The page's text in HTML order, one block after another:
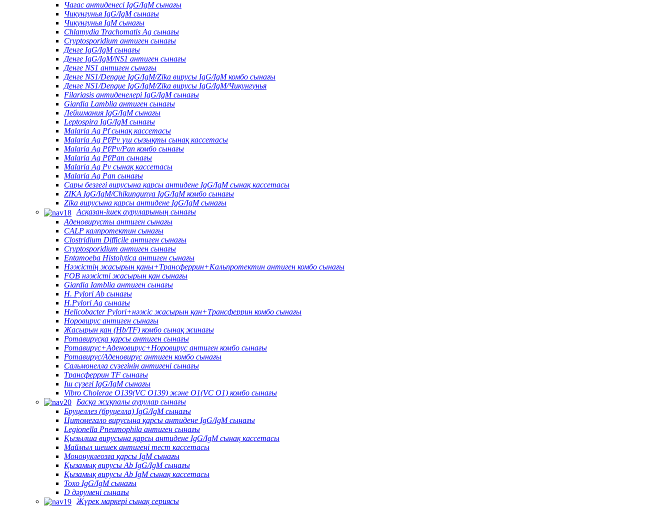
Чагас антиденесі IgG/IgM сынағы
Чикунгунья IgG/IgM сынағы
Чикунгунья IgM сынағы
Chlamydia Trachomatis Ag сынағы
Cryptosporidium антиген сынағы
Денге IgG/IgM сынағы
Денге IgG/IgM/NS1 антиген сынағы
Денге NS1 антиген сынағы
Денге NS1/Dengue IgG/IgM/Zika вирусы IgG/IgM комбо сынағы
Денге NS1/Dengue IgG/IgM/Zika вирусы IgG/IgM/Чикунгунья
Filariasis антиденелері IgG/IgM сынағы
Giardia Lamblia антиген сынағы
Лейшмания IgG/IgM сынағы
Leptospira IgG/IgM сынағы
Malaria Ag Pf сынақ кассетасы
Malaria Ag Pf/Pv үш сызықты сынақ кассетасы
Malaria Ag Pf/Pv/Pan комбо сынағы
Malaria Ag Pf/Pan сынағы
Malaria Ag Pv сынақ кассетасы
Malaria Ag Pan сынағы
Сары безгегі вирусына қарсы антидене IgG/IgM сынақ кассетасы
ZIKA IgG/IgM/Chikungunya IgG/IgM комбо сынағы
Zika вирусына қарсы антидене IgG/IgM сынағы
Асқазан-ішек ауруларының сынағы
Аденовирусты антиген сынағы
CALP калпротектин сынағы
Clostridium Difficile антиген сынағы
Cryptosporidium антиген сынағы
Entamoeba Histolytica антиген сынағы
Нәжістің жасырын қаны+Трансферрин+Кальпротектин антиген комбо сынағы
FOB нәжісті жасырын қан сынағы
Giardia Iamblia антиген сынағы
H. Pylori Ab сынағы
H.Pylori Ag сынағы
Helicobacter Pylori+нәжіс жасырын қан+Трансферрин комбо сынағы
Норовирус антиген сынағы
Жасырын қан (Hb/TF) комбо сынақ жинағы
Ротавирусқа қарсы антиген сынағы
Ротавирус+Аденовирус+Норовирус антиген комбо сынағы
Ротавирус/Аденовирус антиген комбо сынағы
Сальмонелла сүзегінің антигені сынағы
Трансферрин TF сынағы
Іш сүзегі IgG/IgM сынағы
Vibro Cholerae O139(VC O139) және O1(VC O1) комбо сынағы
Басқа жұқпалы аурулар сынағы
Бруцеллез (бруцелла) IgG/IgM сынағы
Цитомегало вирусына қарсы антидене IgG/IgM сынағы
Legionella Pneumophila антиген сынағы
Қызылша вирусына қарсы антидене IgG/IgM сынақ кассетасы
Маймыл шешек антигені тест кассетасы
Мононуклеозға қарсы IgM сынағы
Қызамық вирусы Ab IgG/IgM сынағы
Қызамық вирусы Ab IgM сынақ кассетасы
Toxo IgG/IgM сынағы
D дәрумені сынағы
Жүрек маркері сынақ сериясы